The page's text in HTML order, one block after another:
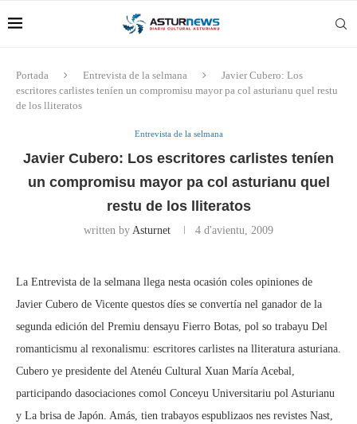
Portada Entrevista de la selmana
Javier Cubero: Los
escritores carlistes teníen un compromisu mayor pa col asturianu quel restu
de los lliteratos
Entrevista de la selmana
Javier Cubero: Los escritores carlistes teníen
un compromisu mayor pa col asturianu quel
restu de los lliteratos
written by Asturnet 4 d'avientu, 2009
La Entrevista de la selmana llega nesta ocasión coles opiniones de
Javier Cubero de Vicente questos díes se convertía nel ganador de la
segunda edición del Premiu densayu Fierro Botas, pol so trabayu Del
romanticismu al rexonalismu: escritores carlistes na lliteratura asturiana.
Cubero ye presidente del Atenéu Cultural Xuan María Acebal,
participando dasociaciones comol Conceyu Universitariu pol Asturianu
y La brisa de Japón. Amás, tien trabayos espublizaos nes revistes Nast,